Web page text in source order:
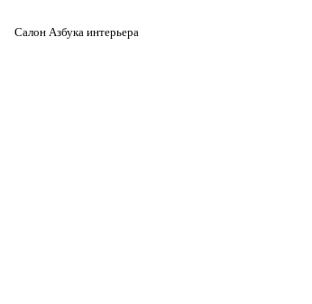
Салон Азбука интерьера